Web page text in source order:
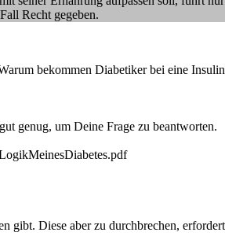
Recht gegeben.
bekommen Diabetiker bei eine
genug, um Deine Frage zu beantworten.
gibt. Diese aber zu durchbrechen,